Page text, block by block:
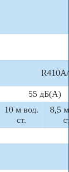
55 дБ(А)
10 м вод.
ст.
8,5